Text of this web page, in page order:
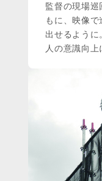
監督の現場巡
もに、映像
出せるよう
人の意識向上